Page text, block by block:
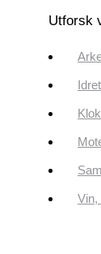
Utforsk
Vin,